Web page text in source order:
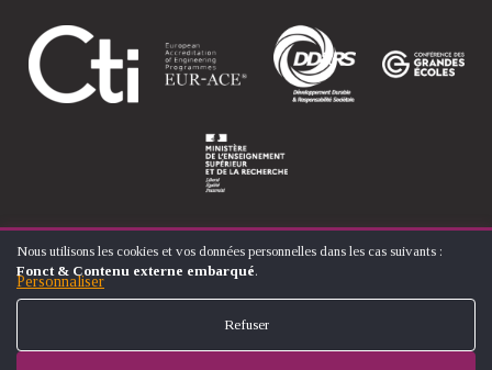
© ÉCOLE NATIONALE SUPÉRIEURE D'ARTS ET MÉTIERS
MENTIONS LÉGALES
UTILISATION
DES
DONNÉES
DES
Nous utilisons les cookies et vos données personnelles dans les cas suivants :
Fonct & Contenu externe embarqué.
Personnaliser
Refuser